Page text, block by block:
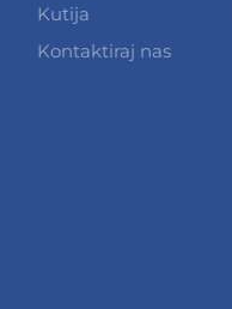
Kutija
Kontaktiraj nas